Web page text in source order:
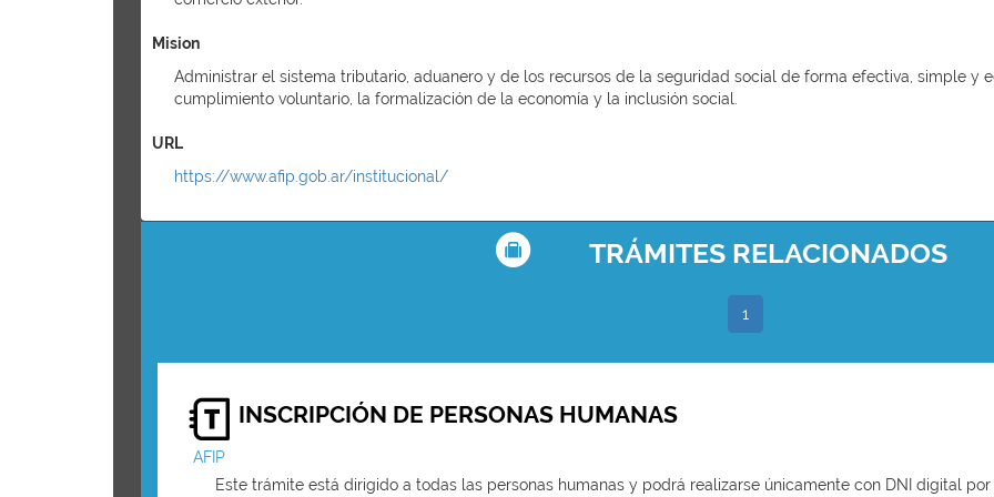
Mision
Administrar el sistema tributario, aduanero y de los recursos de la seguridad social de forma efectiva, simple y
cumplimiento voluntario, la formalización de la economía y la inclusión social.
URL
https://www.afip.gob.ar/institucional/
TRÁMITES RELACIONADOS
1
INSCRIPCIÓN DE PERSONAS HUMANAS
AFIP
Este trámite está dirigido a todas las personas humanas y podrá realizarse únicamente con DNI digital